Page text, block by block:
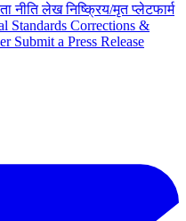
नीतिलेखनिष्क्रिय/मृत प्लेटफार्म
Standards Corrections &
Submit a Press Release